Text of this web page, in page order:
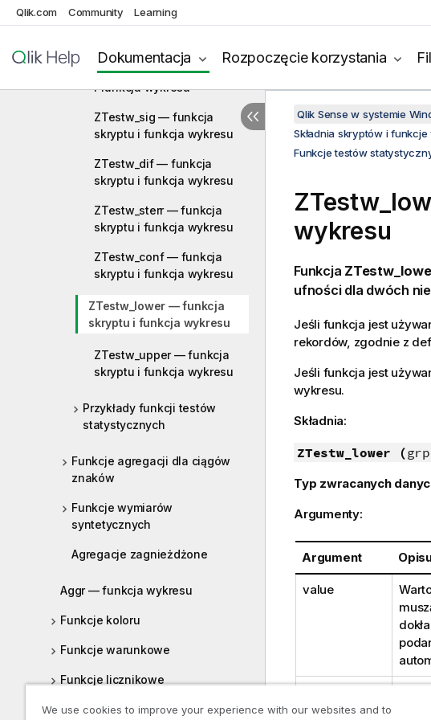
Qlik.com Community Learning
Dokumentacja Rozpoczęcie korzystania
ZTest_upper — funkcja
ZTestw_z — funkcja skryptu
i funkcja wykresu
ZTestw_sig — funkcja
skryptu i funkcja wykresu
ZTestw_dif — funkcja
skryptu i funkcja wykresu
ZTestw_sterr — funkcja
skryptu i funkcja wykresu
ZTestw_conf — funkcja
skryptu i funkcja wykresu
ZTestw_lower — funkcja
skryptu i funkcja wykresu
ZTestw_upper — funkcja
skryptu i funkcja wykresu
Przykłady funkcji testów
statystycznych
Funkcje agregacji dla ciągów
znaków
Funkcje wymiarów
syntetycznych
Agregacje zagnieżdżone
Aggr — funkcja wykresu
Funkcje koloru
Funkcje warunkowe
Funkcje licznikowe
Funkcje daty i czasu
Qlik Sense w systemie
Składnia skryptów i
Funkcje testów
wykresu
Funkcja
ufności dla dwóch
Jeśli funkcja jest
rekordów, zgodnie z
Jeśli funkcja jest
wykresu.
Składnia:
ZTestw_lower (
Typ zwracanych
Argumenty:
Argument
value
We use cookies to improve your experience with our websites and to